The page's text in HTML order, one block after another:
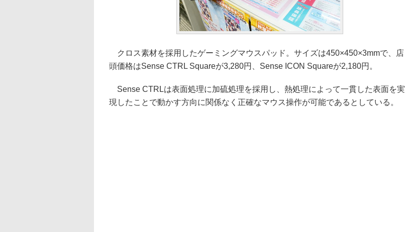
クロス素材を採用したゲーミングマウスパッド。サイズは450×450×3mmで、店
頭価格はSense CTRL Squareが3,280円、Sense ICON Squareが2,180円。
Sense CTRLは表面処理に加硫処理を採用し、熱処理によって一貫した表面を実
現したことで動かす方向に関係なく正確なマウス操作が可能であるとしている。